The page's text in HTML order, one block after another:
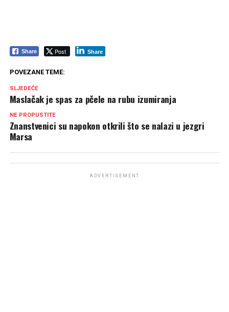
Share Post Share
POVEZANE TEME:
SLJEDEĆE
Maslačak je spas za pčele na rubu izumiranja
NE PROPUSTITE
Znanstvenici su napokon otkrili što se nalazi u jezgri
Marsa
ADVERTISEMENT